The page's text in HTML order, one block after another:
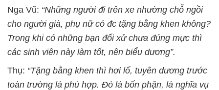
Nga Vũ: “Những người đi trên xe nhường chỗ ngồi
cho người già, phụ nữ có đc tặng bằng khen không?
Trong khi có những bạn đối xử chưa đúng mực thì
các sinh viên này làm tốt, nên biểu dương”.
Thụ: “Tặng bằng khen thì hơi lố, tuyên dương trước
toàn trường là phù hợp. Đó là bổn phận, là nghĩa vụ